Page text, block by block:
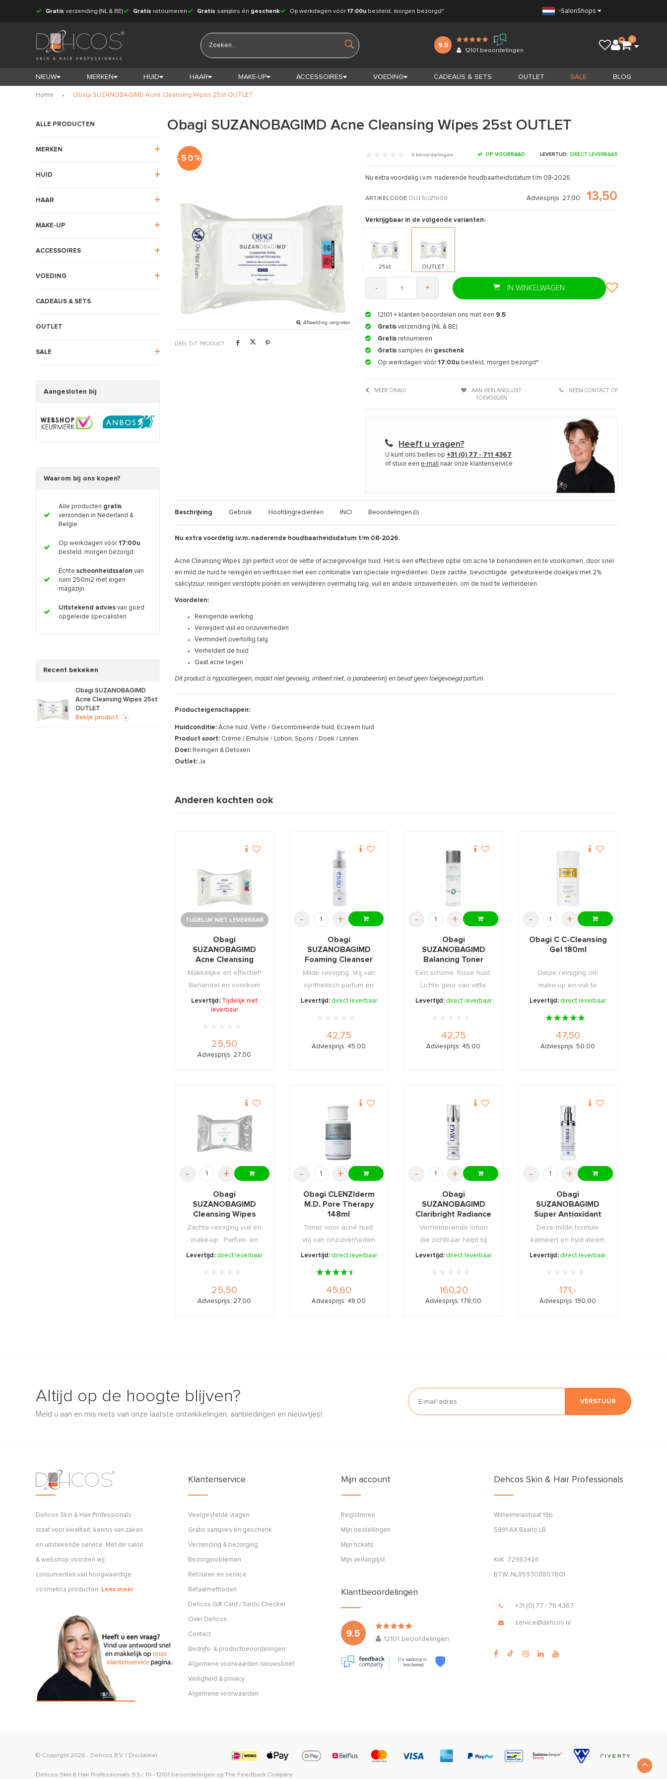
Gratis verzending (NL & BE) Gratis retourneren Gratis samples én geschenk Op werkdagen vóór 17:00u besteld, morgen bezorgd* SalonShops
9.5
12101 beoordelingen
0
NIEUW MERKEN HUID HAAR MAKE-UP ACCESSOIRES VOEDING CADEAUS & SETS OUTLET SALE BLOG
Home Obagi SUZANOBAGIMD Acne Cleansing Wipes 25st OUTLET
ALLE PRODUCTEN
MERKEN
HUID
HAAR
MAKE-UP
ACCESSOIRES
VOEDING
CADEAUS & SETS
OUTLET
SALE
Aangesloten bij
Waarom bij ons kopen?
Alle producten gratis
verzonden in Nederland &
Belgïe
Op werkdagen vóór 17:00u
besteld, morgen bezorgd
Échte schoonheidssalon van
ruim 250m2 met eigen
magazijn
Uitstekend advies van goed
opgeleide specialisten
Recent bekeken
Obagi SUZANOBAGIMD
Acne Cleansing Wipes 25st
OUTLET
Bekijk product
Obagi SUZANOBAGIMD Acne Cleansing Wipes 25st OUTLET
-50%
Afbeelding vergroten
DEEL DIT PRODUCT
0 beoordelingen OP VOORRAAD LEVERTIJD: DIRECT LEVERBAAR
Nu extra voordelig i.v.m. naderende houdbaarheidsdatum t/m 08-2026.
ARTIKELCODE OUTSUZ1009 Adviesprijs: 27,00 13,50
Verkrijgbaar in de volgende varianten:
25st OUTLET
- + IN WINKELWAGEN
12101 + klanten beoordelen ons met een 9.5
Gratis verzending (NL & BE)
Gratis retourneren
Gratis samples én geschenk
Op werkdagen vóór17:00u besteld, morgen bezorgd*
MEER OBAGI
AAN VERLANGLIJST
TOEVOEGEN
NEEM CONTACT OP
Heeft u vragen?
U kunt ons bellen op +31 (0) 77 - 711 4367
of stuur een e-mail naar onze klantenservice
Beschrijving Gebruik Hoofdingrediënten INCI Beoordelingen (0)
Nu extra voordelig i.v.m. naderende houdbaarheidsdatum t/m 08-2026.
Acne Cleansing Wipes zijn perfect voor de vette of acnegevoelige huid. Het is een effectieve optie om acne te behandelen en te voorkomen, door snel
en mild de huid te reinigen en verfrissen met een combinatie van speciale ingrediënten. Deze zachte, bevochtigde, getextureerde doekjes met 2%
salicylzuur, reinigen verstopte poriën en verwijderen overmatig talg, vuil en andere onzuiverheden, om de huid te verhelderen.
Voordelen:
Reinigende werking
Verwijdert vuil en onzuiverheden
Vermindert overtollig talg
Verheldert de huid
Gaat acne tegen
Dit product is hypoallergeen, maakt niet gevoelig, irriteert niet, is parabeenvrij en bevat geen toegevoegd parfum.
Producteigenschappen:
Huidconditie: Acne huid, Vette / Gecombineerde huid, Eczeem huid
Product soort: Crème / Emulsie / Lotion, Spons / Doek / Linnen
Doel: Reinigen & Detoxen
Outlet: Ja
Anderen kochten ook
TIJDELIJK NIET LEVERBAAR
Obagi
SUZANOBAGIMD
Acne Cleansing
Wipes 25st
Makkelijke en effectief!
Behandel en voorkom
acné.
Levertijd:
Tijdelijk niet
leverbaar
25,50
Adviesprijs: 27,00
- +
Obagi
SUZANOBAGIMD
Foaming Cleanser
198ml
Milde reiniging. Vrij van
synthetisch parfum en
parabenen.
Levertijd: direct leverbaar
42,75
Adviesprijs: 45,00
- +
Obagi
SUZANOBAGIMD
Balancing Toner
200ml
Een schone, frisse huid.
Lichte geur van witte
grapefruit.
Levertijd: direct leverbaar
42,75
Adviesprijs: 45,00
- +
Obagi C C-Cleansing
Gel 180ml
Diepe reiniging om
make-up en vuil te
verwijderen.
Levertijd: direct leverbaar
47,50
Adviesprijs: 50,00
- +
Obagi
SUZANOBAGIMD
Cleansing Wipes
25st
Zachte reiniging vuil en
make-up . Parfum- en
parabenenvrij.
Levertijd: direct leverbaar
25,50
Adviesprijs: 27,00
- +
Obagi CLENZIderm
M.D. Pore Therapy
148ml
Toner voor acné huid:
vrij van onzuiverheden
en puistjes.
Levertijd: direct leverbaar
45,60
Adviesprijs: 48,00
- +
Obagi
SUZANOBAGIMD
Claribright Radiance
Brightening Lotion
Verhelderende lotion
die zichtbaar helpt bij
het verminderen ...
Levertijd: direct leverbaar
160,20
Adviesprijs: 178,00
- +
Obagi
SUZANOBAGIMD
Super Antioxidant
Serum 30ml
Deze milde formule
kalmeert en hydrateert,
zonder uw huid ui ...
Levertijd: direct leverbaar
171,-
Adviesprijs: 190,00
Altijd op de hoogte blijven?
Meld u aan en mis niets van onze laatste ontwikkelingen, aanbiedingen en nieuwtjes!
VERSTUUR
Dehcos Skin & Hair Professionals
staat voor kwaliteit, kennis van zaken
en uitstekende service. Met de salon
& webshop voorzien wij
consumenten van hoogwaardige
cosmetica producten. Lees meer
Klantenservice
Veelgestelde vragen
Gratis samples én geschenk
Verzending & bezorging
Bezorgproblemen
Retouren en service
Betaalmethoden
Dehcos Gift Card / Saldo Checker
Over Dehcos
Contact
Bedrijfs- & productbeoordelingen
Algemene voorwaarden nieuwsbrief
Veiligheid & privacy
Algemene voorwaarden
Mijn account
Registreren
Mijn bestellingen
Mijn tickets
Mijn verlanglijst
Klantbeoordelingen
9.5
12101 beoordelingen
Uw aankoop is
beschermd
Dehcos Skin & Hair Professionals
Wilhelminastraat 19b
5991 AX Baarlo LB
KvK: 72983426
BTW: NL859308807B01
+31 (0) 77 - 711 4367
service@dehcos.nl
© Copyright 2026 - Dehcos B.V. Disclaimer
Dehcos Skin & Hair Professionals 9.5 / 10 - 12101 beoordelingen op The Feedback Company